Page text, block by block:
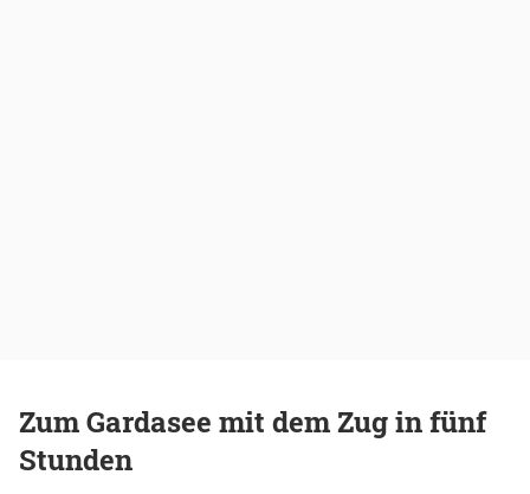
Zum Gardasee mit dem Zug in fünf
Stunden